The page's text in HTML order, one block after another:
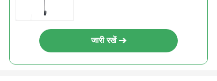
सभी मामलों
जारी रखें